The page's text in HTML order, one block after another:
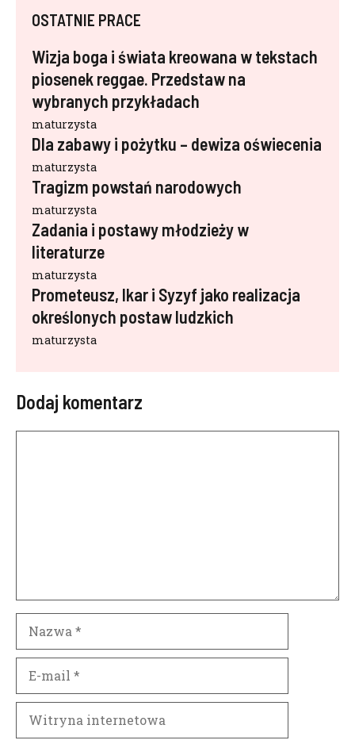
OSTATNIE PRACE
Wizja boga i świata kreowana w tekstach
piosenek reggae. Przedstaw na
wybranych przykładach
maturzysta
Dla zabawy i pożytku – dewiza oświecenia
maturzysta
Tragizm powstań narodowych
maturzysta
Zadania i postawy młodzieży w
literaturze
maturzysta
Prometeusz, Ikar i Syzyf jako realizacja
określonych postaw ludzkich
maturzysta
Dodaj komentarz
mail
internetowa